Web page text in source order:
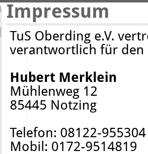
Impressum
TuS Oberding e.V.
verantwortlich für den
Hubert Merklein
Mühlenweg 12
85445 Notzing
Telefon: 08122-955304
Mobil: 0172-9514819